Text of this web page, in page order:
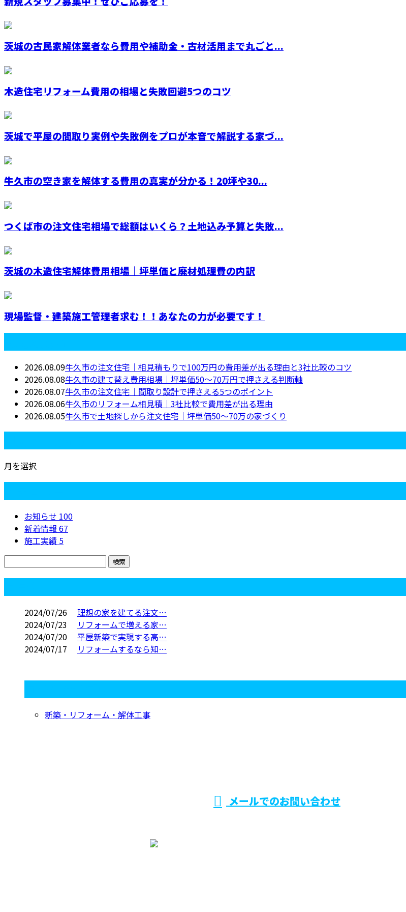
茨城の古民家解体業者なら費用や補助金・古材活用まで丸ごと...
木造住宅リフォーム費用の相場と失敗回避5つのコツ
茨城で平屋の間取り実例や失敗例をプロが本音で解説する家づ...
牛久市の空き家を解体する費用の真実が分かる！20坪や30...
つくば市の注文住宅相場で総額はいくら？土地込み予算と失敗...
茨城の木造住宅解体費用相場｜坪単価と廃材処理費の内訳
現場監督・建築施工管理者求む！！あなたの力が必要です！
2026.08.09牛久市の注文住宅｜相見積もりで100万円の費用差が出る理由と3社比較のコツ
2026.08.08牛久市の建て替え費用相場｜坪単価50〜70万円で押さえる判断軸
2026.08.07牛久市の注文住宅｜間取り設計で押さえる5つのポイント
2026.08.06牛久市のリフォーム相見積｜3社比較で費用差が出る理由
2026.08.05牛久市で土地探しから注文住宅｜坪単価50〜70万の家づくり
月を選択
お知らせ 100
新着情報 67
施工実績 5
2024/07/26
理想の家を建てる注文…
2024/07/23
リフォームで増える家…
2024/07/20
平屋新築で実現する高…
2024/07/17
リフォームするなら知…
新築・リフォーム・解体工事
メールでのお問い合わせ